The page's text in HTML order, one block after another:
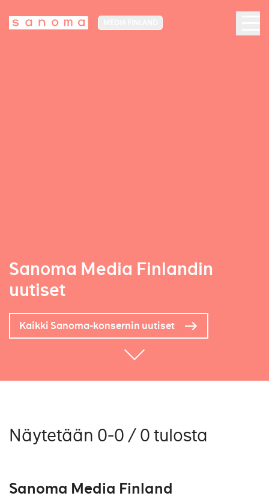
Sanoma Media Finlandin
uutiset
Kaikki Sanoma-konsernin uutiset
Näytetään 0-0 / 0 tulosta
Sanoma Media Finland